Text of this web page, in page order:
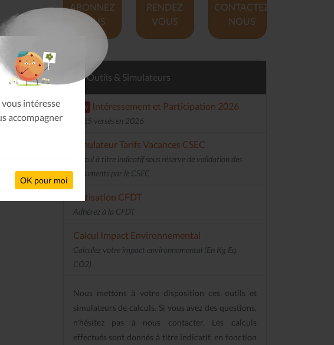
intéresse
accompagner
OK pour moi
ABONNEZ
VOUS
RENDEZ
VOUS
CONTACTEZ
NOUS
Outils & Simulateurs
new Intéressement et Participation 2026
2025 versés en 2026
Simulateur Tarifs Vacances CSEC
Calcul à titre indicatif sous réserve de validation des
documents par le CSEC
Cotisation CFDT
Adhérez à la CFDT
Calcul Impact Environnemental
Calculez votre impact environnemental (En Kg Eq.
CO2)
Nous mettons à votre disposition ces outils et
simulateurs de calculs. Si vous avez des questions,
n'hésitez pas à nous contacter. Les calculs
effectués sont donnés à titre indicatif, en fonction